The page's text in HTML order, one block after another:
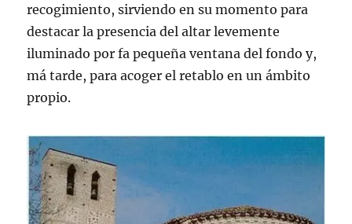
recogimiento, sirviendo en su momento para
desta­car la presencia del altar levemente
iluminado por fa pequeña ventana del fondo y,
má tarde, para acoger el retablo en un ámbito
propio.